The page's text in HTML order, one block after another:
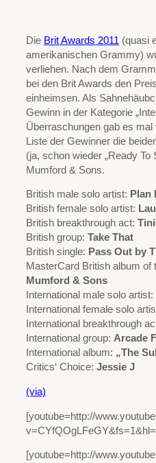
Die Brit Awards 2011 (quasi
amerikanischen Grammy)
verliehen. Nach dem
bei den Brit Awards den
einheimsen. Als
Gewinn in der Kategorie
Überraschungen gab es
Liste der Gewinner die
(ja, schon wieder „Ready To
Mumford & Sons.
British male solo artist: Plan
British female solo artist:
British breakthrough act:
British group: Take That
British single: Pass Out by
MasterCard British album of
Mumford & Sons
International male solo artist:
International female solo
International breakthrough
International group: Arcade
International album: „The
Critics‘ Choice: Jessie J
(via)
[youtube=http://
[youtube=http://